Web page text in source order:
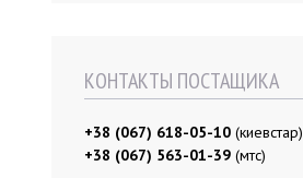
КОНТАКТЫ ПОСТАЩИКА
+38 (067) 618-05-10 (киевстар)
+38 (067) 563-01-39 (мтс)